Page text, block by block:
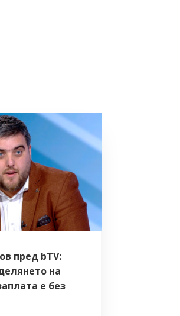
пред bTV:
на
е без